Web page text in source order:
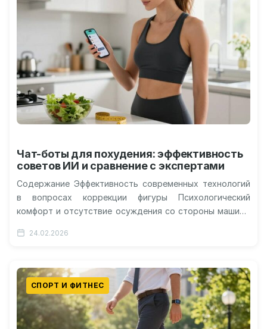
Чат-боты для похудения: эффективность
советов ИИ и сравнение с экспертами
Содержание Эффективность современных технологий
в вопросах коррекции фигуры Психологический
комфорт и отсутствие осуждения со стороны машины
желающего Влияние автоматизированных сообщений…
24.02.2026
СПОРТ И ФИТНЕС